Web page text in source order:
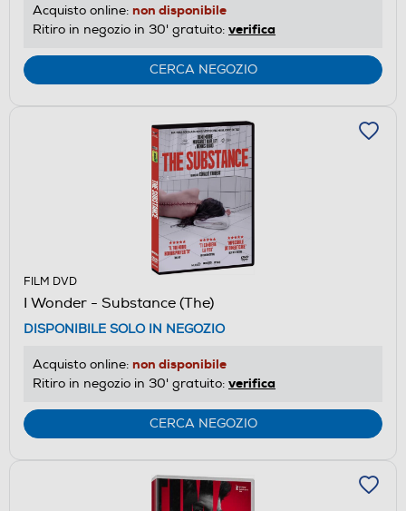
Acquisto online: non disponibile
Ritiro in negozio in 30' gratuito: verifica
CERCA NEGOZIO
FILM DVD
I Wonder - Substance (The)
DISPONIBILE SOLO IN NEGOZIO
Acquisto online: non disponibile
Ritiro in negozio in 30' gratuito: verifica
CERCA NEGOZIO